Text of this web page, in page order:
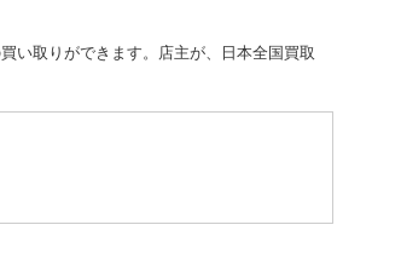
い取りができます。店主が、日本全国買取